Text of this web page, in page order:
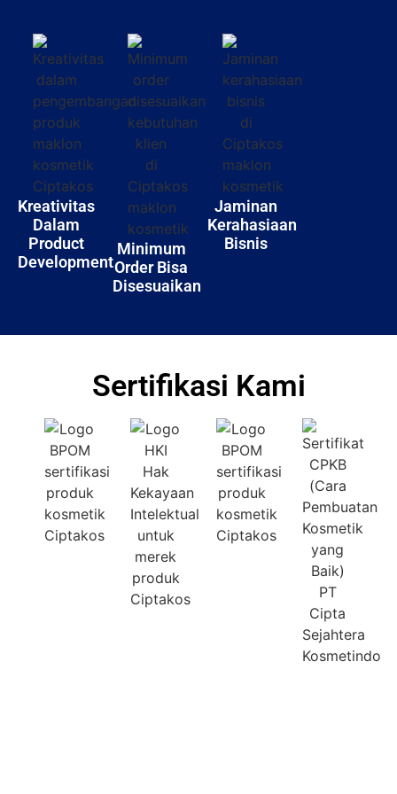
Kreativitas
Dalam
Product
Minimum
Order Bisa
Jaminan
Kerahasiaan
Sertifikasi Kami